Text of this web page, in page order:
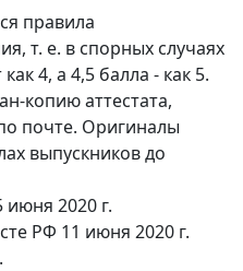
правила
т. е. в спорных случаях
4, а 4,5 балла - как 5.
копию аттестата,
почте. Оригиналы
выпускников до
июня 2020 г.
РФ 11 июня 2020 г.